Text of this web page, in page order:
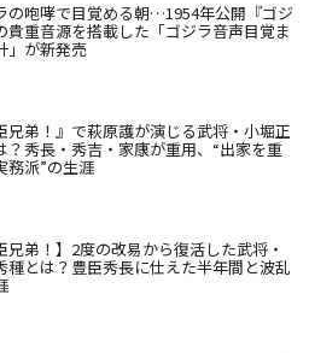
の咆哮で目覚める朝…1954年公開『ゴジ
貴重音源を搭載した「ゴジラ音声目覚ま
」が新発売
兄弟！』で萩原護が演じる武将・小堀正
？秀長・秀吉・家康が重用、“出家を重
務派”の生涯
兄弟！】2度の改易から復活した武将・
種とは？豊臣秀長に仕えた半年間と波乱